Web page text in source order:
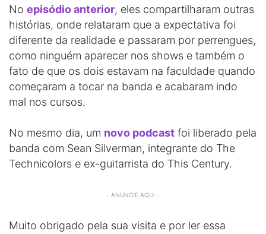
No episódio anterior, eles compartilharam outras
histórias, onde relataram que a expectativa foi
diferente da realidade e passaram por perrengues,
como ninguém aparecer nos shows e também o
fato de que os dois estavam na faculdade quando
começaram a tocar na banda e acabaram indo
mal nos cursos.
No mesmo dia, um novo podcast foi liberado pela
banda com Sean Silverman, integrante do The
Technicolors e ex-guitarrista do This Century.
- ANUNCIE AQUI -
Muito obrigado pela sua visita e por ler essa